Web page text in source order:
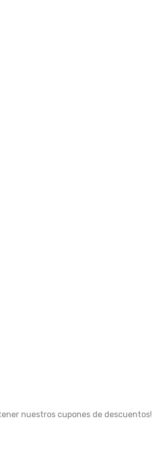
nuestros cupones de descuentos!